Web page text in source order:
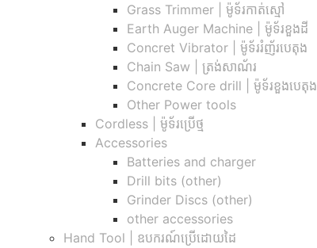
Grass Trimmer | ម៉ូទ័រកាត់ស្មៅ
Earth Auger Machine | ម៉ូទ័រខួងដី
Concret Vibrator | ម៉ូទ័ររំញ័របេតុង
Chain Saw | ត្រង់សាណ័រ
Concrete Core drill | ម៉ូទ័រខួងបេតុង
Other Power tools
Cordless​ | ម៉ូទ័រប្រើថ្ម
Accessories
Batteries and charger
Drill bits (other)
Grinder Discs (other)
other accessories
Hand Tool | ឧបករណ៍ប្រើដោយដៃ